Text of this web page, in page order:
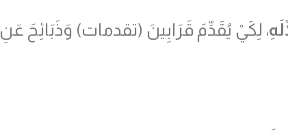
، لِكَيْ يُقَدِّمَ قَرَابِينَ (تقدمات) وَذَبَائِحَ عَنِ